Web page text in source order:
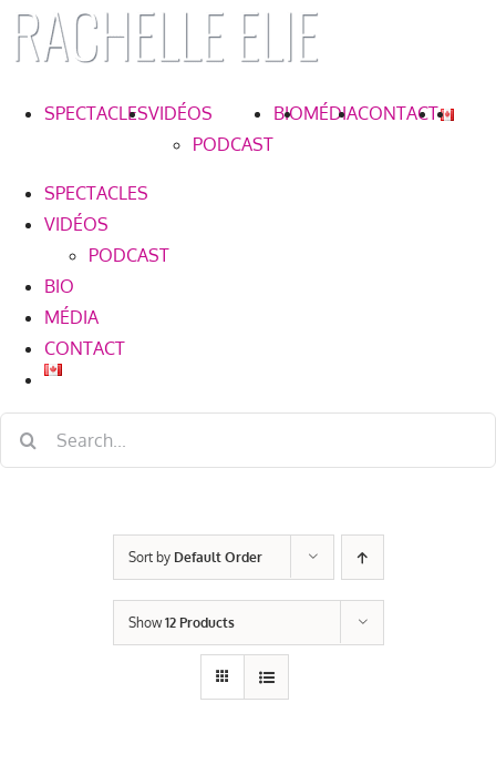
Skip
SPECTACLESVIDÉOS
PODCAST
BIOMÉDIACONTACT
SPECTACLES
VIDÉOS
PODCAST
BIO
MÉDIA
CONTACT
Search
Sort by Default Order
Show12 Products